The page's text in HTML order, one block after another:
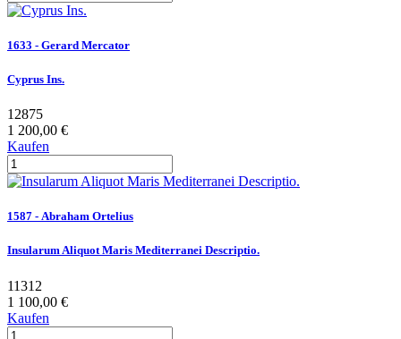
1633 - Gerard Mercator
Cyprus Ins.
12875
1 200,00 €
Kaufen
1587 - Abraham Ortelius
Insularum Aliquot Maris Mediterranei Descriptio.
11312
1 100,00 €
Kaufen